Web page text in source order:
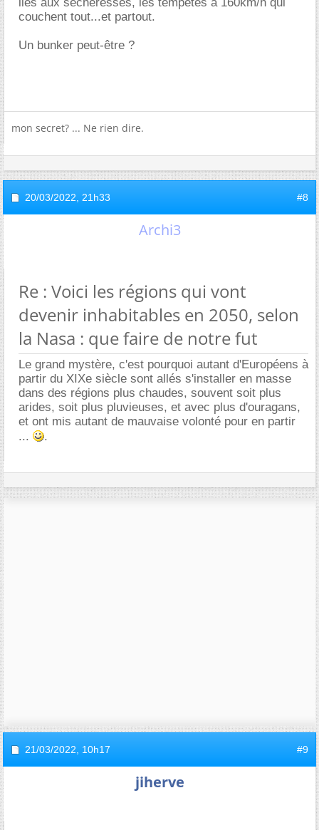
couchent tout...et partout.
Un bunker peut-être ?
mon secret? ... Ne rien dire.
20/03/2022, 21h33 #8
Archi3
Re : Voici les régions qui vont
devenir inhabitables en 2050, selon
la Nasa : que faire de notre fut
Le grand mystère, c'est pourquoi autant d'Européens à
partir du XIXe siècle sont allés s'installer en masse
dans des régions plus chaudes, souvent soit plus
arides, soit plus pluvieuses, et avec plus d'ouragans,
et ont mis autant de mauvaise volonté pour en partir
...
.
21/03/2022, 10h17 #9
jiherve